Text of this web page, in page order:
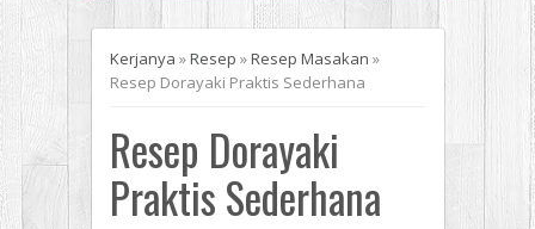
Kerjanya »Resep »Resep Masakan »
Resep Dorayaki Praktis Sederhana
Resep Dorayaki
Praktis Sederhana